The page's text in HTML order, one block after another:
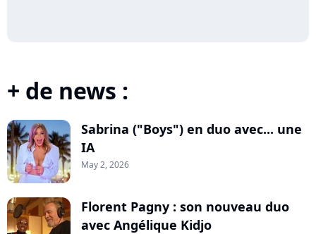
+ de news :
Sabrina ("Boys") en duo avec... une
IA
May 2, 2026
Florent Pagny : son nouveau duo
avec Angélique Kidjo